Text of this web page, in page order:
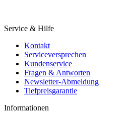
Service & Hilfe
Kontakt
Serviceversprechen
Kundenservice
Fragen & Antworten
Newsletter-Abmeldung
Tiefpreisgarantie
Informationen